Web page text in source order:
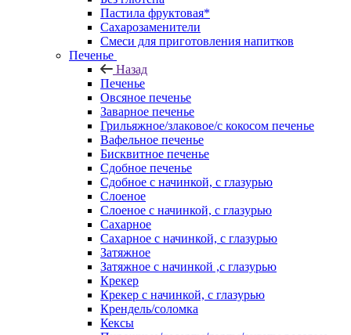
Пастила фруктовая*
Сахарозаменители
Смеси для приготовления напитков
Печенье
Назад
Печенье
Овсяное печенье
Заварное печенье
Грильяжное/злаковое/с кокосом печенье
Вафельное печенье
Бисквитное печенье
Сдобное печенье
Сдобное с начинкой, с глазурью
Слоеное
Слоеное с начинкой, с глазурью
Сахарное
Сахарное с начинкой, с глазурью
Затяжное
Затяжное с начинкой ,с глазурью
Крекер
Крекер с начинкой, с глазурью
Крендель/соломка
Кексы